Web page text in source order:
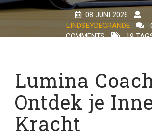
08 JUNI 2026
LINDSEYDEGRANDE
COMMENTS
19
Lumina
Ontdek je
Kracht